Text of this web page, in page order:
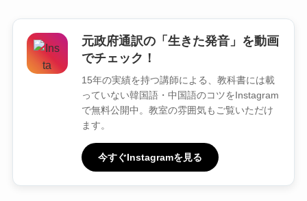
元政府通訳の「生きた発音」を動画
でチェック！
15年の実績を持つ講師による、教科書には載
っていない韓国語・中国語のコツをInstagram
で無料公開中。教室の雰囲気もご覧いただけ
ます。
今すぐInstagramを見る